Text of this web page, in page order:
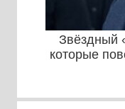
Звёздный
которые